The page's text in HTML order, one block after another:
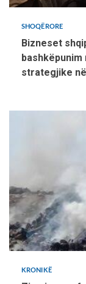
SHOQËRORE
Bizneset
strategjike
KRONIKË